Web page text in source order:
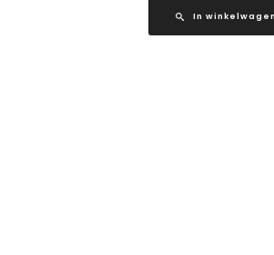
In winkelwagen